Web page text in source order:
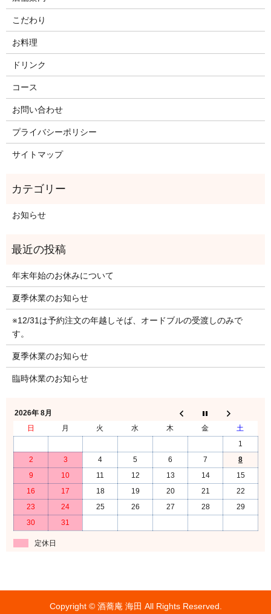
こだわり
お料理
ドリンク
コース
お問い合わせ
プライバシーポリシー
サイトマップ
お知らせ
年末年始のお休みについて
夏季休業のお知らせ
※12/31は予約注文の年越しそば、オードブルの受渡しのみで
す。
夏季休業のお知らせ
臨時休業のお知らせ
2026年 8月
日
月 火 水 木 金
土
1
2
3 4 5 6 7
8
9
10 11 12 13 14
15
16
17 18 19 20 21
22
23
24 25 26 27 28
29
30
31
定休日
Copyright © 酒蕎庵 海田 All Rights Reserved.